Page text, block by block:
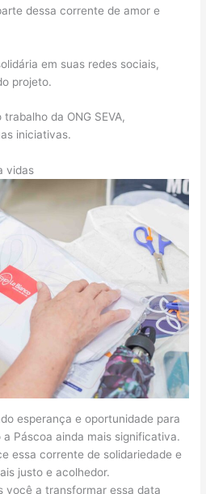
dessa corrente de amor e
em suas redes sociais,
projeto.
da ONG SEVA,
iniciativas.
vidas
esperança e oportunidade para
Páscoa ainda mais significativa.
essa corrente de solidariedade e
justo e acolhedor.
você a transformar essa data